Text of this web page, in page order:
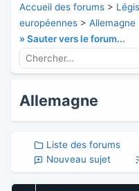
» Sauter vers le forum...
Accueil des forums >
européennes > Allemagne
Allemagne
Liste des forums
Nouveau sujet